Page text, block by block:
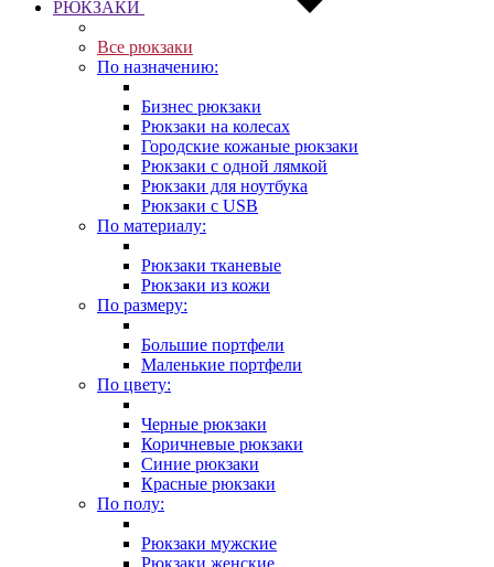
РЮКЗАКИ
Все рюкзаки
По назначению:
Бизнес рюкзаки
Рюкзаки на колесах
Городские кожаные рюкзаки
Рюкзаки с одной лямкой
Рюкзаки для ноутбука
Рюкзаки с USB
По материалу:
Рюкзаки тканевые
Рюкзаки из кожи
По размеру:
Большие портфели
Маленькие портфели
По цвету:
Черные рюкзаки
Коричневые рюкзаки
Синие рюкзаки
Красные рюкзаки
По полу:
Рюкзаки мужские
Рюкзаки женские